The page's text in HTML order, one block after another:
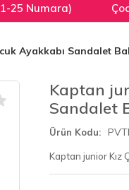
25 Numara)
Ayakkabı Sandalet
Kaptan
Sandalet
Ürün Kodu
Kaptan junior Kız